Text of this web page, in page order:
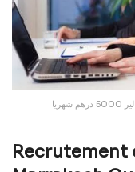
Recrutement